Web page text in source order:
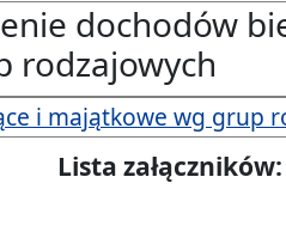
dochodów
rodzajowych
Lista załączników:
i majątkowe wg grup